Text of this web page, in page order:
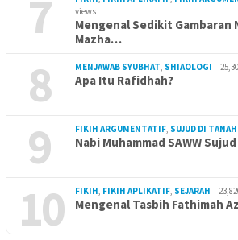
7
views
Mengenal Sedikit Gambaran
Mazha…
8 MENJAWAB SYUBHAT, SHIAOLOGI
Apa Itu Rafidhah?
9 FIKIH ARGUMENTATIF, SUJUD DI TANAH
Nabi Muhammad SAWW
10 FIKIH, FIKIH APLIKATIF, SEJARAH
Mengenal Tasbih Fathimah